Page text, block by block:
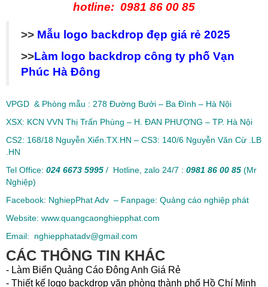
hotline: 0981 86 00 85
>> Mẫu logo backdrop đẹp giá rẻ 2025
>>Làm logo backdrop công ty phố Vạn
Phúc Hà Đông
VPGD & Phòng mẫu : 278 Đường Bưởi – Ba Đình – Hà Nội
XSX: KCN VVN Thị Trấn Phùng – H. ĐAN PHƯỢNG – TP. Hà Nội
CS2: 168/18 Nguyễn Xiển.TX.HN – CS3: 140/6 Nguyễn Văn Cừ .LB
.HN
Tel Office: 024 6673 5995 / Hotline, zalo 24/7 : 0981 86 00 85 (Mr
Nghiệp)
Facebook: NghiepPhat Adv – Fanpage: Quảng cáo nghiệp phát
Website: www.quangcaonghiepphat.com
Email: nghiepphatadv@gmail.com
CÁC THÔNG TIN KHÁC
- Làm Biển Quảng Cáo Đông Anh Giá Rẻ
- Thiết kế logo backdrop văn phòng thành phố Hồ Chí Minh